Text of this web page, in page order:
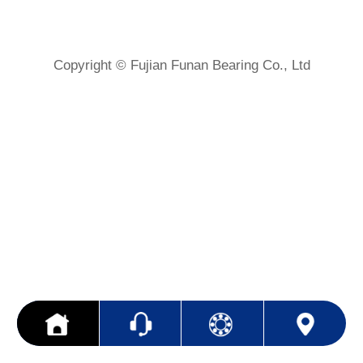
Copyright © Fujian Funan Bearing Co., Ltd